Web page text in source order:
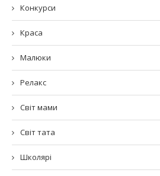
Конкурси
Краса
Малюки
Релакс
Світ мами
Світ тата
Школярі